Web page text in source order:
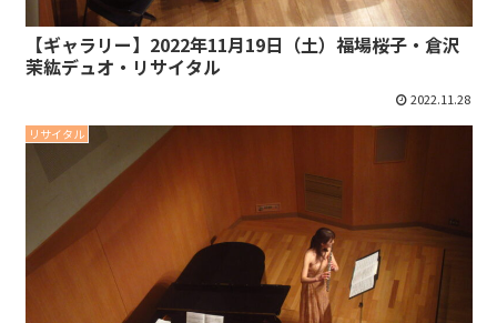
【ギャラリー】2022年11月19日（土）福場桜子・倉沢
茉紘デュオ・リサイタル
2022.11.28
リサイタル